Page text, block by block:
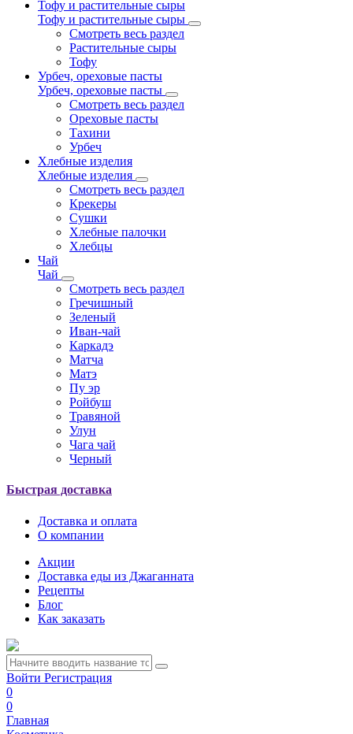
Тофу и растительные сыры
Тофу и растительные сыры
Смотреть весь раздел
Растительные сыры
Тофу
Урбеч, ореховые пасты
Урбеч, ореховые пасты
Смотреть весь раздел
Ореховые пасты
Тахини
Урбеч
Хлебные изделия
Хлебные изделия
Смотреть весь раздел
Крекеры
Сушки
Хлебные палочки
Хлебцы
Чай
Чай
Смотреть весь раздел
Гречишный
Зеленый
Иван-чай
Каркадэ
Матча
Матэ
Пу эр
Ройбуш
Травяной
Улун
Чага чай
Черный
Быстрая доставка
Доставка и оплата
О компании
Акции
Доставка еды из Джаганната
Рецепты
Блог
Как заказать
Войти Регистрация
0
0
Главная